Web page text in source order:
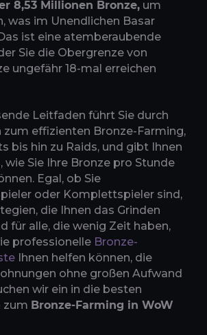
8,53 Millionen Bronze, um
was im Unendlichen Basar
ist eine atemberaubende
Sie die Obergrenze von
ungefähr 18-mal erreichen
Leitfaden führt Sie durch
zum effizienten Bronze-Farming,
bis hin zu Raids, und gibt Ihnen
wie Sie Ihre Bronze pro Stunde
Egal, ob Sie
oder Komplettspieler sind,
die Ihnen das Grinden
für alle, die wenig Zeit haben,
professionelle Bronze-
Ihnen helfen können, die
ohne großen Aufwand
wir ein in die besten
zum Bronze-Farming in WoW